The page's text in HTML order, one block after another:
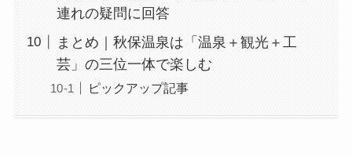
連れの疑問に回答
まとめ｜秋保温泉は「温泉＋観光＋工
芸」の三位一体で楽しむ
ピックアップ記事